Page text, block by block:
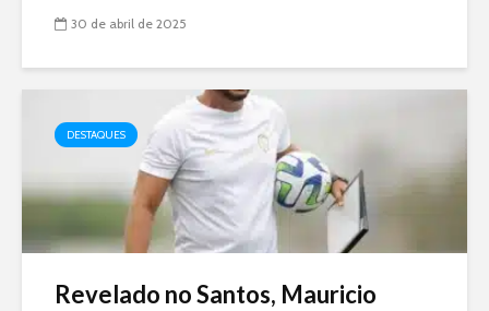
30 de abril de 2025
DESTAQUES
Revelado no Santos, Mauricio